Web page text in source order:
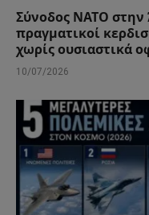
Σύνοδος ΝΑΤΟ στην
πραγματικοί
χωρίς ουσιαστικά
10/07/2026